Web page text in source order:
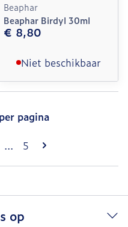
Beaphar
Beaphar Birdyl 30ml
€ 8,80
Niet beschikbaar
pagina
... Pagina
5
per pagina
op